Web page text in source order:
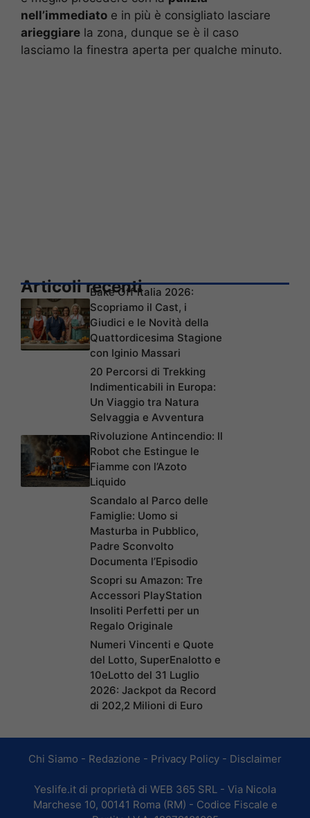
nell’immediato e in più è consigliato lasciare
arieggiare la zona, dunque se è il caso
lasciamo la finestra aperta per qualche minuto.
Articoli recentiBake Off Italia 2026:
Scopriamo il Cast, i
Giudici e le Novità della
Quattordicesima Stagione
con Iginio Massari
20 Percorsi di Trekking
Indimenticabili in Europa:
Un Viaggio tra Natura
Selvaggia e Avventura
Rivoluzione Antincendio: Il
Robot che Estingue le
Fiamme con l’Azoto
Liquido
Scandalo al Parco delle
Famiglie: Uomo si
Masturba in Pubblico,
Padre Sconvolto
Documenta l’Episodio
Scopri su Amazon: Tre
Accessori PlayStation
Insoliti Perfetti per un
Regalo Originale
Numeri Vincenti e Quote
del Lotto, SuperEnalotto e
10eLotto del 31 Luglio
2026: Jackpot da Record
di 202,2 Milioni di Euro
Chi Siamo - Redazione - Privacy Policy - Disclaimer
Yeslife.it di proprietà di WEB 365 SRL - Via Nicola
Marchese 10, 00141 Roma (RM) - Codice Fiscale e